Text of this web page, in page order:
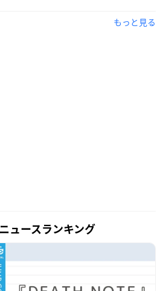
もっと見る
ュースランキング